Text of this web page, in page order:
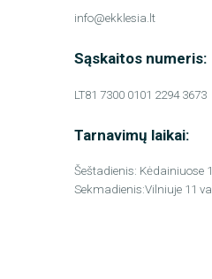
info@ekklesia.lt
Sąskaitos numeris:
LT81 7300 0101 2294 3673
Tarnavimų laikai:
Šeštadienis: Kėdainiuose
Sekmadienis:Vilniuje 11